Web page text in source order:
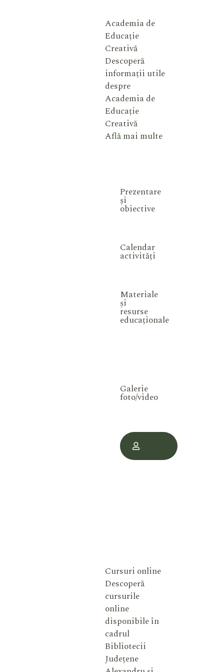
Academia de
Educație
Creativă
Descoperă
informații utile
despre
Academia de
Educație
Creativă
Află mai multe
Prezentare
și
obiective
Calendar
activități
Materiale
și
resurse
educaționale
Galerie
foto/video
Cursuri online
Descoperă
cursurile
online
disponibile în
cadrul
Bibliotecii
Județene